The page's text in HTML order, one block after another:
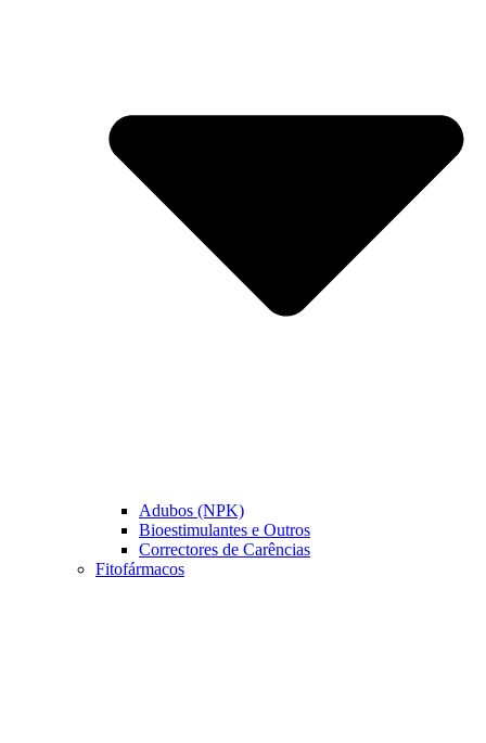
Adubos (NPK)
Bioestimulantes e Outros
Correctores de Carências
Fitofármacos